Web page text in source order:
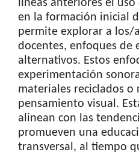
líneas anteriores el
en la formación inicial
permite explorar a los/
docentes, enfoques de
alternativos. Estos
experimentación
materiales reciclados o
pensamiento visual.
alinean con las
promueven una
transversal, al tiempo